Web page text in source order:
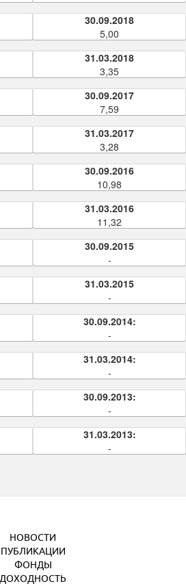
30.09.2018
5,00
31.03.2018
3,35
30.09.2017
7,59
31.03.2017
3,28
30.09.2016
10,98
31.03.2016
11,32
30.09.2015
-
31.03.2015
-
30.09.2014:
-
31.03.2014:
-
30.09.2013:
-
31.03.2013:
-
НОВОСТИ
ПУБЛИКАЦИИ
ФОНДЫ
ДОХОДНОСТЬ